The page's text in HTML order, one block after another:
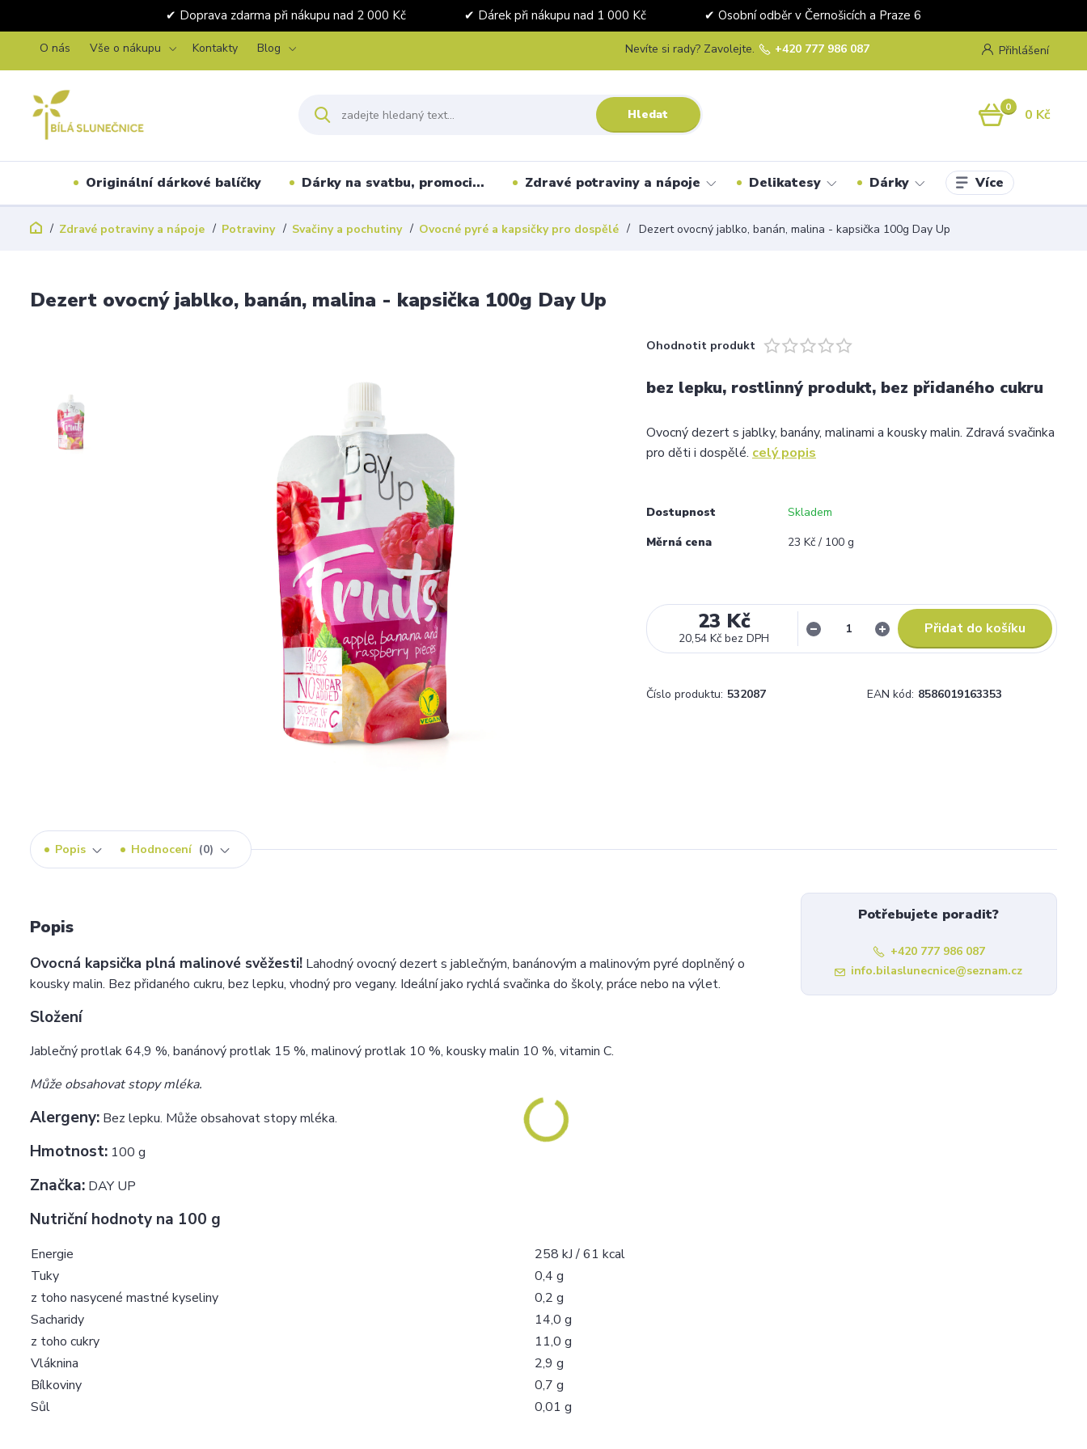
✔ Doprava zdarma při nákupu nad 2 000 Kč ✔ Dárek při nákupu nad 1 000 Kč ✔ Osobní odběr v Černošicích a Praze 6
O nás Vše o nákupu Kontakty Blog Přihlášení
Hledat
Nevíte si rady? Zavolejte. +420 777 986 087
0 0 Kč
Originální dárkové balíčky Dárky na svatbu, promoci... Zdravé potraviny a nápoje Delikatesy Dárky Více
Zdravé potraviny a nápoje Potraviny Svačiny a pochutiny Ovocné pyré a kapsičky pro dospělé Dezert ovocný jablko, banán, malina - kapsička 100g Day Up
Dezert ovocný jablko, banán, malina - kapsička 100g Day Up
Ohodnotit produkt
bez lepku, rostlinný produkt, bez přidaného cukru
Ovocný dezert s jablky, banány, malinami a kousky malin. Zdravá svačinka
pro děti i dospělé. celý popis
Dostupnost
Skladem
Měrná cena
23 Kč / 100 g
23 Kč
20,54 Kč bez DPH
Přidat do košíku
Číslo produktu: 532087 EAN kód: 8586019163353
Popis Hodnocení 0
Popis
Ovocná kapsička plná malinové svěžesti! Lahodný ovocný dezert s jablečným, banánovým a malinovým pyré doplněný o
kousky malin. Bez přidaného cukru, bez lepku, vhodný pro vegany. Ideální jako rychlá svačinka do školy, práce nebo na výlet.
Složení
Jablečný protlak 64,9 %, banánový protlak 15 %, malinový protlak 10 %, kousky malin 10 %, vitamin C.
Může obsahovat stopy mléka.
Alergeny: Bez lepku. Může obsahovat stopy mléka.
Hmotnost: 100 g
Značka: DAY UP
Nutriční hodnoty na 100 g
Energie
258 kJ / 61 kcal
Tuky
0,4 g
z toho nasycené mastné kyseliny
0,2 g
Sacharidy
14,0 g
z toho cukry
11,0 g
Vláknina
2,9 g
Bílkoviny
0,7 g
Sůl
0,01 g
Potřebujete poradit?
+420 777 986 087
info.bilaslunecnice@seznam.cz